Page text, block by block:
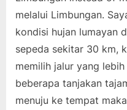
melalui Limbungan.
kondisi hujan lumayan
sepeda sekitar 30 km,
memilih jalur yang
beberapa tanjakan
menuju ke tempat